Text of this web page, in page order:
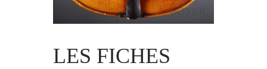
LES FICHES